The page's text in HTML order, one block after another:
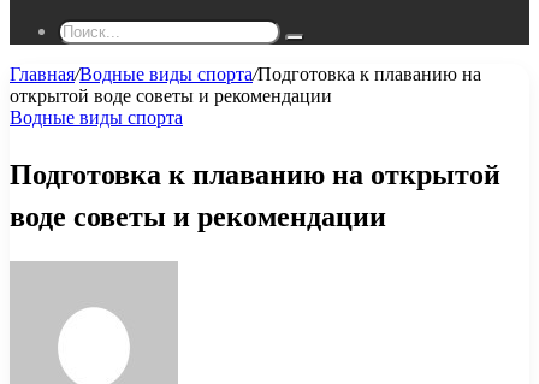
Поиск...
Главная/Водные виды спорта/Подготовка к плаванию на
открытой воде советы и рекомендации
Водные виды спорта
Подготовка к плаванию на открытой
воде советы и рекомендации